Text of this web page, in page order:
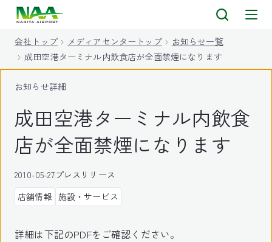
会社トップ メディアセンタートップ
お知らせ一覧
成田空港ターミナル内飲食店が全面禁煙になります
お知らせ詳細
成田空港ターミナル内飲食
店が全面禁煙になります
2010-05-27プレスリリース
店舗情報 施設・サービス
詳細は下記のPDFをご確認ください。